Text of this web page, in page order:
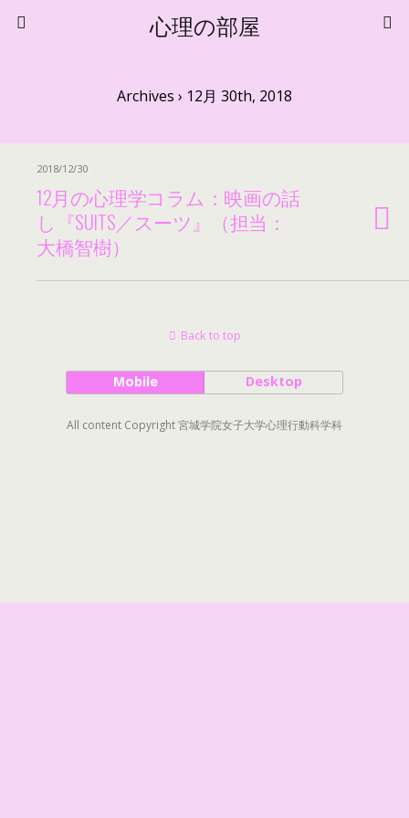
心理の部屋
Archives › 12月 30th, 2018
2018/12/30
12月の心理学コラム：映画の話
し『SUITS／スーツ』（担当：
大橋智樹）
Back to top
Mobile Desktop
All content Copyright 宮城学院女子大学心理行動科学科